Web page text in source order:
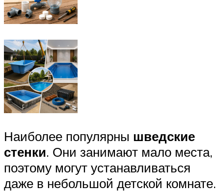
Наиболее популярны шведские
стенки. Они занимают мало места,
поэтому могут устанавливаться
даже в небольшой детской комнате.